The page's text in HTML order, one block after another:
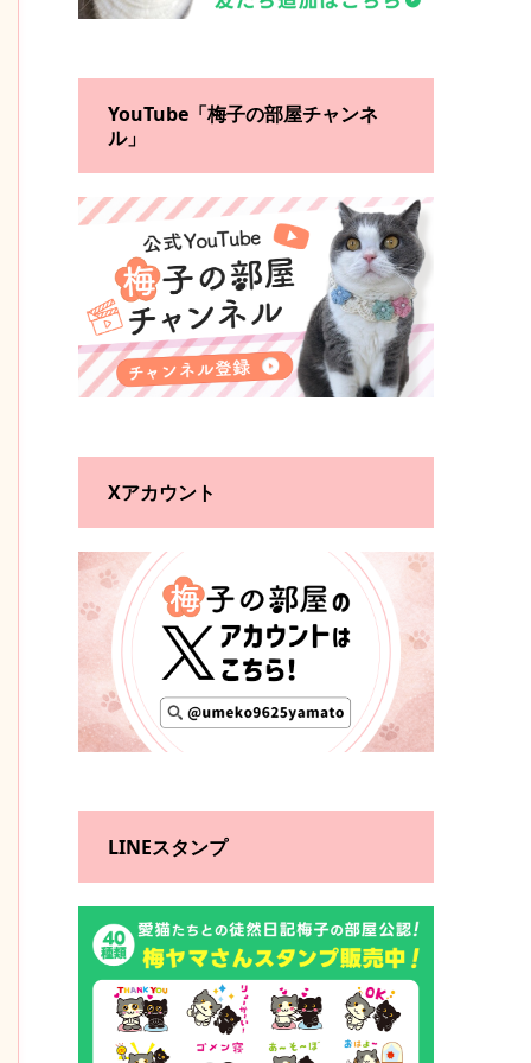
YouTube「梅子の部屋チャンネ
ル」
Xアカウント
LINEスタンプ